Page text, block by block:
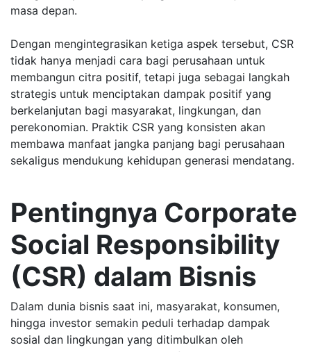
masa depan.
Dengan mengintegrasikan ketiga aspek tersebut, CSR
tidak hanya menjadi cara bagi perusahaan untuk
membangun citra positif, tetapi juga sebagai langkah
strategis untuk menciptakan dampak positif yang
berkelanjutan bagi masyarakat, lingkungan, dan
perekonomian. Praktik CSR yang konsisten akan
membawa manfaat jangka panjang bagi perusahaan
sekaligus mendukung kehidupan generasi mendatang.
Pentingnya Corporate
Social Responsibility
(CSR) dalam Bisnis
Dalam dunia bisnis saat ini, masyarakat, konsumen,
hingga investor semakin peduli terhadap dampak
sosial dan lingkungan yang ditimbulkan oleh